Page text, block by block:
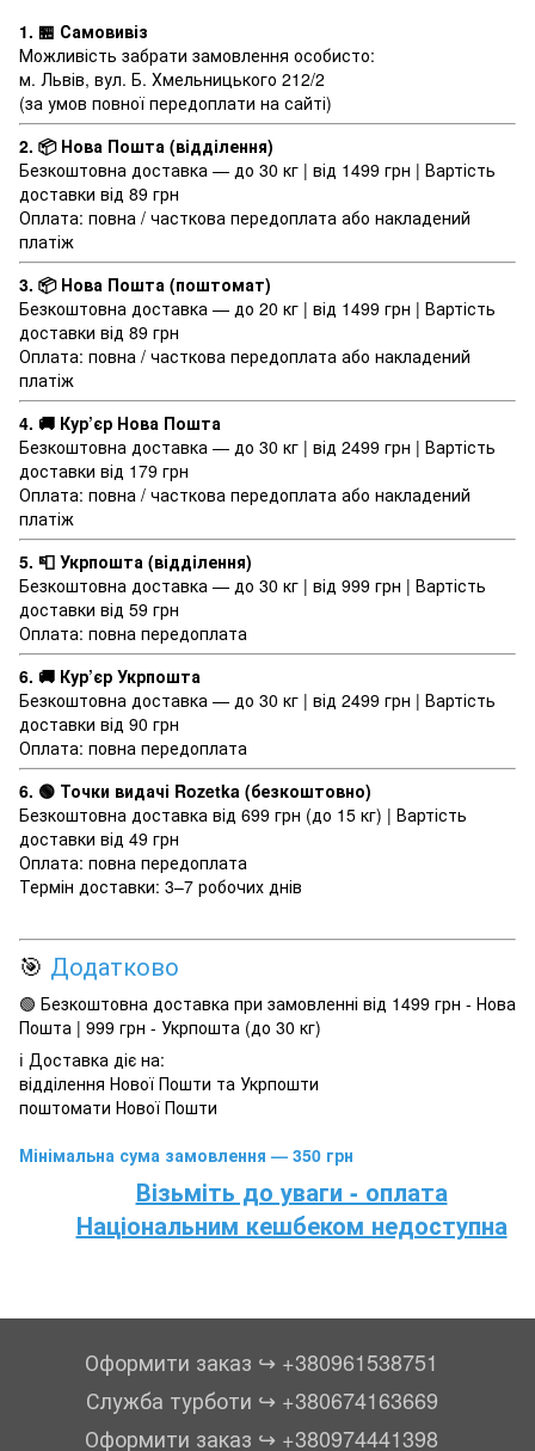
1. 🏪 Самовивіз
Можливість забрати замовлення особисто:
м. Львів, вул. Б. Хмельницького 212/2
(за умов повної передоплати на сайті)
2. 📦 Нова Пошта (відділення)
Безкоштовна доставка — до 30 кг | від 1499 грн | Вартість
доставки від 89 грн
Оплата: повна / часткова передоплата або накладений
платіж
3. 📦 Нова Пошта (поштомат)
Безкоштовна доставка — до 20 кг | від 1499 грн | Вартість
доставки від 89 грн
Оплата: повна / часткова передоплата або накладений
платіж
4. 🚚 Кур’єр Нова Пошта
Безкоштовна доставка — до 30 кг | від 2499 грн | Вартість
доставки від 179 грн
Оплата: повна / часткова передоплата або накладений
платіж
5. 📮 Укрпошта (відділення)
Безкоштовна доставка — до 30 кг | від 999 грн | Вартість
доставки від 59 грн
Оплата: повна передоплата
6. 🚚 Кур’єр Укрпошта
Безкоштовна доставка — до 30 кг | від 2499 грн | Вартість
доставки від 90 грн
Оплата: повна передоплата
6. 🟢 Точки видачі Rozetka (безкоштовно)
Безкоштовна доставка від 699 грн (до 15 кг) | Вартість
доставки від 49 грн
Оплата: повна передоплата
Термін доставки: 3–7 робочих днів
🎯 Додатково
🟢 Безкоштовна доставка при замовленні від 1499 грн - Нова
Пошта | 999 грн - Укрпошта (до 30 кг)
ℹ️ Доставка діє на:
відділення Нової Пошти та Укрпошти
поштомати Нової Пошти
Мінімальна сума замовлення — 350 грн
Візьміть до уваги - оплата
Національним кешбеком недоступна
Оформити заказ ↪︎ +380961538751
Служба турботи ↪︎ +380674163669
Оформити заказ ↪︎ +380974441398